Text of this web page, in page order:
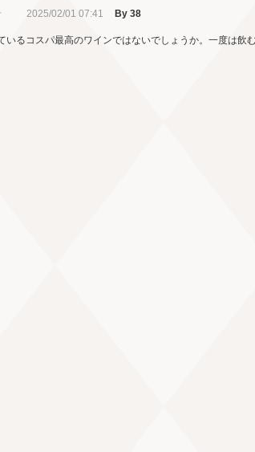
2025/02/01 07:41 By 38
るコスパ最高のワインではないでしょうか。一度は飲